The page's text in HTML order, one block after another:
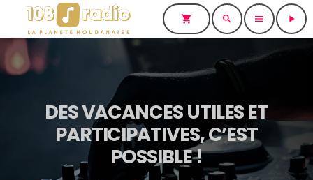
shopping_cart search menu play_arrow
DES VACANCES UTILES ET
PARTICIPATIVES, C’EST
POSSIBLE !